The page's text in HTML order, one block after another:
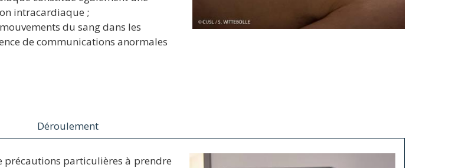
intracardiaque ;
du sang dans les
de communications anormales
Déroulement
précautions particulières à prendre